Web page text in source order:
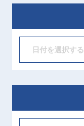
日付を選択する